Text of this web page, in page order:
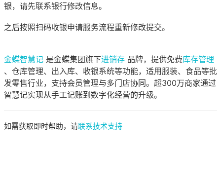
银，请先联系银行修改信息。
之后按照扫码收银申请服务流程重新修改提交。
金蝶智慧记 是金蝶集团旗下进销存 品牌，提供免费库存管理
、仓库管理、出入库、收银系统等功能，适用服装、食品等批
发零售行业，支持会员管理与多门店协同。超300万商家通过
智慧记实现从手工记账到数字化经营的升级。
如需获取即时帮助，请联系技术支持